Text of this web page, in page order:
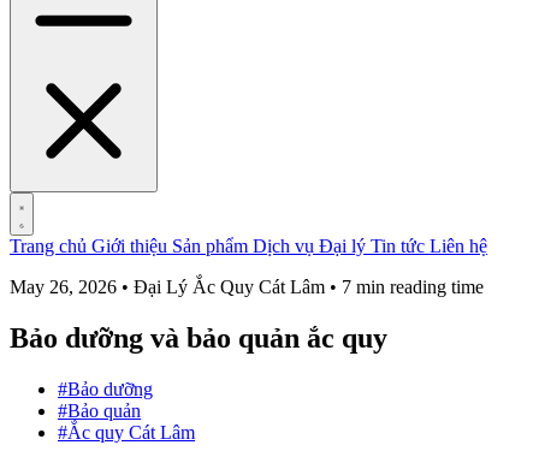
Trang chủ Giới thiệu Sản phẩm Dịch vụ Đại lý Tin tức Liên hệ
May 26, 2026 • Đại Lý Ắc Quy Cát Lâm • 7 min reading time
Bảo dưỡng và bảo quản ắc quy
#Bảo dưỡng
#Bảo quản
#Ắc quy Cát Lâm